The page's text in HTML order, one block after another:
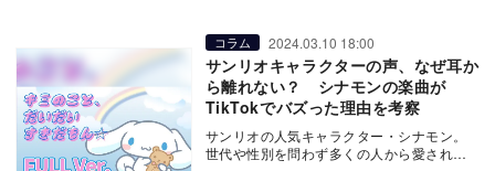
コラム 2024.03.10 18:00
サンリオキャラクターの声、なぜ耳か
ら離れない？ シナモンの楽曲が
TikTokでバズった理由を考察
サンリオの人気キャラクター・シナモン。
世代や性別を問わず多くの人から愛されて